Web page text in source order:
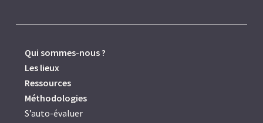
Qui sommes-nous ?
Les lieux
Ressources
Méthodologies
S’auto-évaluer